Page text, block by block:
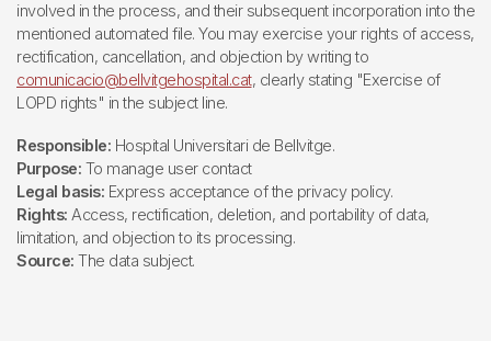
involved in the process, and their subsequent incorporation into the
mentioned automated file. You may exercise your rights of access,
rectification, cancellation, and objection by writing to
comunicacio@bellvitgehospital.cat, clearly stating "Exercise of
LOPD rights" in the subject line.
Responsible: Hospital Universitari de Bellvitge.
Purpose: To manage user contact
Legal basis: Express acceptance of the privacy policy.
Rights: Access, rectification, deletion, and portability of data,
limitation, and objection to its processing.
Source: The data subject.